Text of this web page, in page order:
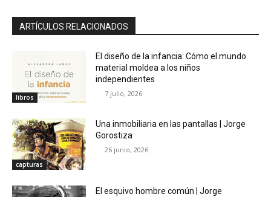
ARTÍCULOS RELACIONADOS
libros
El diseño de la infancia: Cómo el mundo
material moldea a los niños
independientes
7 julio, 2026
capturas
Una inmobiliaria en las pantallas | Jorge
Gorostiza
26 junio, 2026
El esquivo hombre común | Jorge